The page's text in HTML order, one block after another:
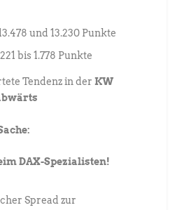
und 13.230 Punkte
bis 1.778 Punkte
Tendenz in derKW
DAX-Spezialisten!
Spread zur